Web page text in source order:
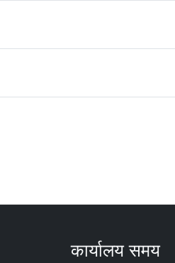
कार्यालय समय